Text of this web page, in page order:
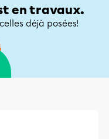
en travaux.
déjà posées!